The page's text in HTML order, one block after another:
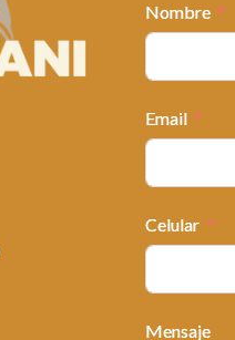
Nombre
Email
Celular
Mensaje